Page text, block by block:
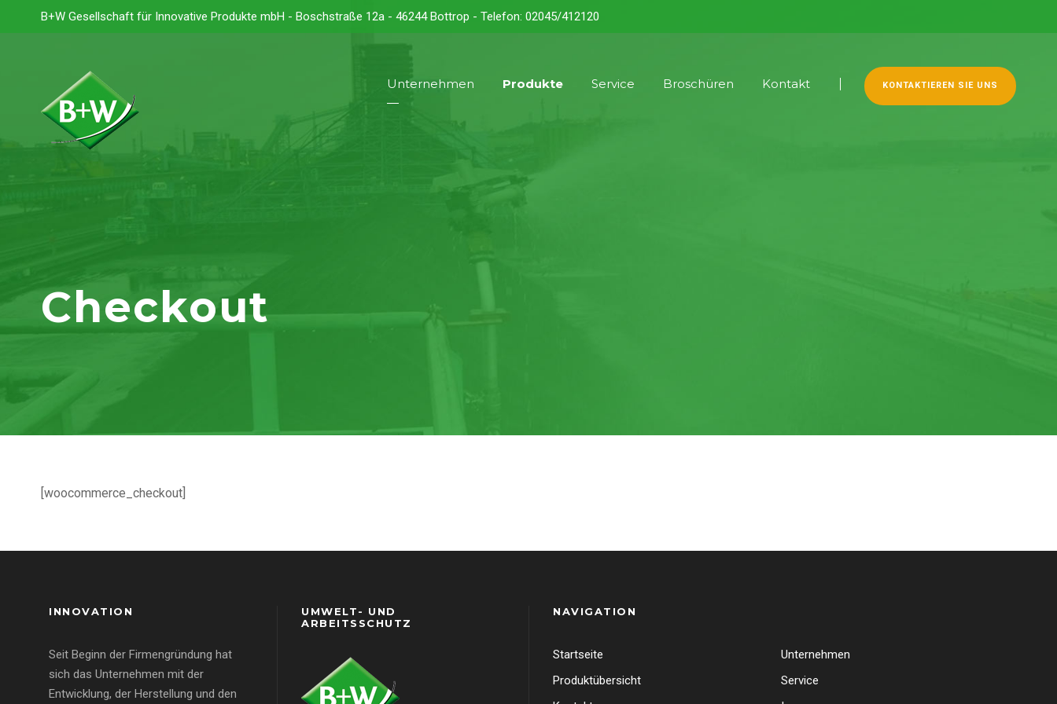
B+W Gesellschaft für Innovative Produkte mbH - Boschstraße 12a - 46244 Bottrop - Telefon: 02045/412120
Unternehmen Produkte Service Broschüren Kontakt KONTAKTIEREN SIE UNS
Checkout
[woocommerce_checkout]
INNOVATION
Seit Beginn der Firmengründung hat
sich das Unternehmen mit der
Entwicklung, der Herstellung und den
UMWELT- UND
ARBEITSSCHUTZ
NAVIGATION
Startseite
Unternehmen
Produktübersicht
Service